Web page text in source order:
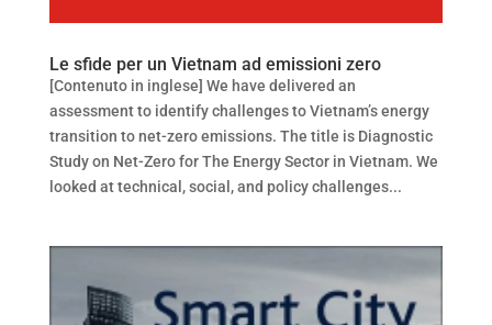
Le sfide per un Vietnam ad emissioni zero
[Contenuto in inglese] We have delivered an
assessment to identify challenges to Vietnam’s energy
transition to net-zero emissions. The title is Diagnostic
Study on Net-Zero for The Energy Sector in Vietnam. We
looked at technical, social, and policy challenges...